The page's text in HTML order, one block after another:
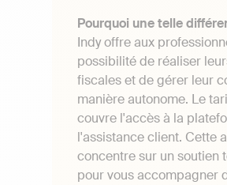
Pourquoi une telle
Indy offre aux
possibilité de réaliser
fiscales et de gérer leur
manière autonome. Le
couvre l'accès à la
l'assistance client. Cette
concentre sur un soutien
pour vous accompagner